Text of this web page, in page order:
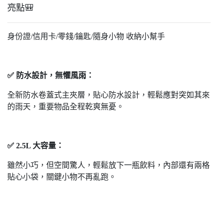
亮點🎒
身份證/信用卡/零錢/鑰匙/隨身小物 收納小幫手
✅ 防水設計，無懼風雨：
全新防水卷蓋式主夾層，貼心防水設計，輕鬆應對突如其來
的雨天，重要物品全程乾爽無憂。
✅ 2.5L 大容量：
雖然小巧，但空間驚人，輕鬆放下一瓶飲料，內部還有兩格
貼心小袋，關鍵小物不再亂跑。